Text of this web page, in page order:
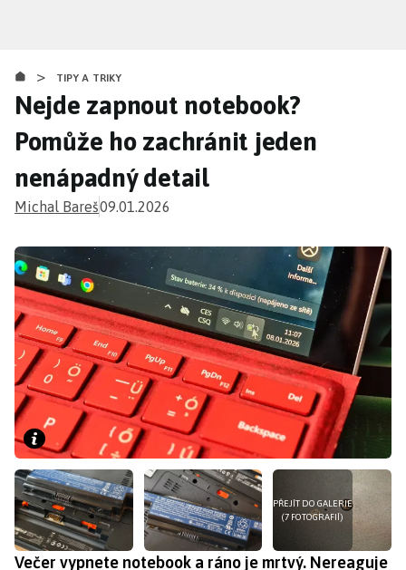
obsahu
> TIPY A TRIKY
Nejde zapnout notebook?
Pomůže ho zachránit jeden
nenápadný detail
Michal Bareš09.01.2026
PŘEJÍT DO GALERIE
(7 FOTOGRAFIÍ)
Večer vypnete notebook a ráno je mrtvý. Nereaguje